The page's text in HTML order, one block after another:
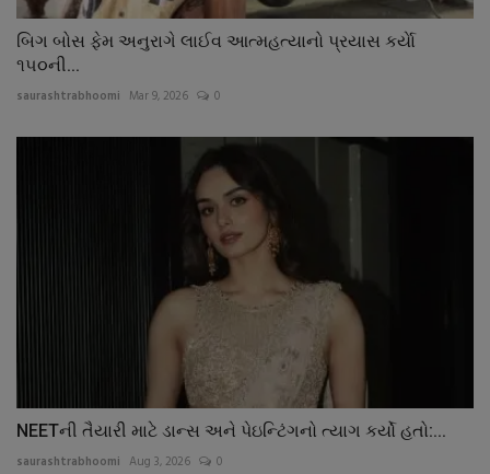
બિગ બોસ ફેમ અનુરાગે લાઈવ આત્મહત્યાનો પ્રયાસ કર્યાે
૧૫૦ની...
saurashtrabhoomi Mar 9, 2026 0
NEETની તૈયારી માટે ડાન્સ અને પેઇન્ટિંગનો ત્યાગ કર્યો હતો:...
saurashtrabhoomi Aug 3, 2026 0